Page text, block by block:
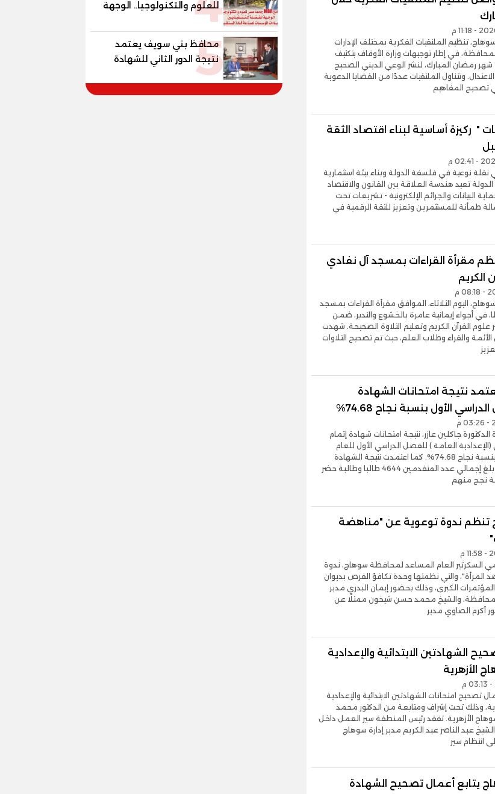
تنظيم الملتقيات الفكرية بمختلف الإدارات
في إطار توجيهات وزارة الأوقاف بتكثيف
شهر رمضان المبارك، لنشر الوعي الديني الصحيح
وتتناول الملتقيات عددًا من القضايا الدعوية
تصحيح المفاهيم
" ركيزة أساسية لبناء اقتصاد الثقة
نقلة نوعية في فلسفة الدولة وبناء بيئة استثمارية
- الدولة تعيد هندسة العلاقة بين القانون والاقتصاد
البيانات والجرائم الإلكترونية - تشريعات تحت
طمأنة للمستثمرين وتعزيز للثقة الرقمية في
مقرأة القراءات بمسجد آل نفادي
الكريم
اليوم الثلاثاء، الموافق مقرأة القراءات بمسجد
في أجواء إيمانية عامرة بالخشوع والتدبر، ضمن
القرآن الكريم وتعليم التلاوة الصحيحة. شهدت
والقراء وطلاب العلم، حيث تم تصحيح التلاوات
نتيجة امتحانات الشهادة
الأول بنسبة نجاح 74.68%
جاكلين عازر، نتيجة امتحانات شهادة إتمام
(الإعدادية العامة ) للفصل الدراسي الأول للعام
الدراسي 2025/ 2026 بنسبة نجاح 74.68%. كما اعتمدت نتيجة الشهادة
الإعدادية المهنية حيث بلغ إجمالي عدد المتقدمين 4644 طالبا وطالبة حضر
ندوة توعوية عن "مناهضة
السكرتير العام المساعد لمحافظة سوهاج، ندوة
والتي نظمتها وحدة تكافؤ الفرص بديوان
الكبرى، وذلك بحضور إيمان البدري مدير
والشيخ محمد حسن شيخون ممثلًا عن
أكرم الصاوي مدير
الشهادتين الابتدائية والإعدادية
الأزهرية
تصحيح امتحانات الشهادتين الابتدائية والإعدادية
وذلك تحت إشراف ومتابعة من الدكتور محمد
الأزهرية. تفقد رئيس المنطقة سير العمل داخل
عبد الناصر عبد الكريم مدير إدارة سوهاج
انتظام سير
يتابع أعمال تصحيح الشهادة
للعلوم والتكنولوجيا.. الوجهة
المفضلة للتنفيذيين وقيادات
المستقبل
5
محافظ بني سويف يعتمد
نتيجة الدور الثاني للشهادة
الإعدادية العامة بنسبة